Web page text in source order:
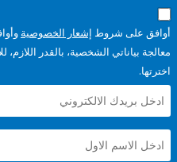
شروطإشعار الخصوصيةوأوافق على
الشخصية، بالقدر اللازم،